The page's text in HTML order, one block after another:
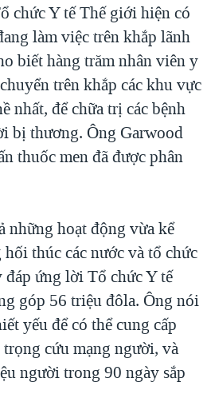
chức Y tế Thế giới hiện có
làm việc trên khắp lãnh
biết hàng trăm nhân viên y
trên khắp các khu vực
nhất, để chữa trị các bệnh
bị thương. Ông Garwood
thuốc men đã được phân
những hoạt động vừa kể
thúc các nước và tổ chức
đáp ứng lời Tổ chức Y tế
góp 56 triệu đôla. Ông nói
yếu để có thể cung cấp
cứu mạng người, và
người trong 90 ngày sắp